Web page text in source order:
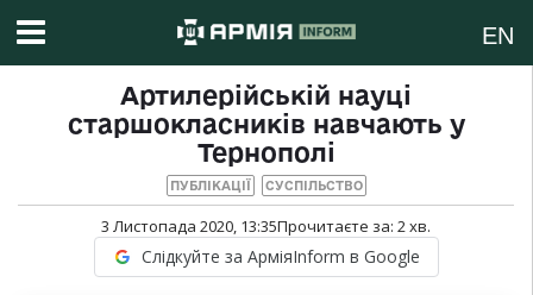
EN
Артилерійській науці
старшокласників навчають у
Тернополі
ПУБЛІКАЦІЇ СУСПІЛЬСТВО
3 Листопада 2020, 13:35Прочитаєте за: 2хв.
Слідкуйте за АрміяInform в Google